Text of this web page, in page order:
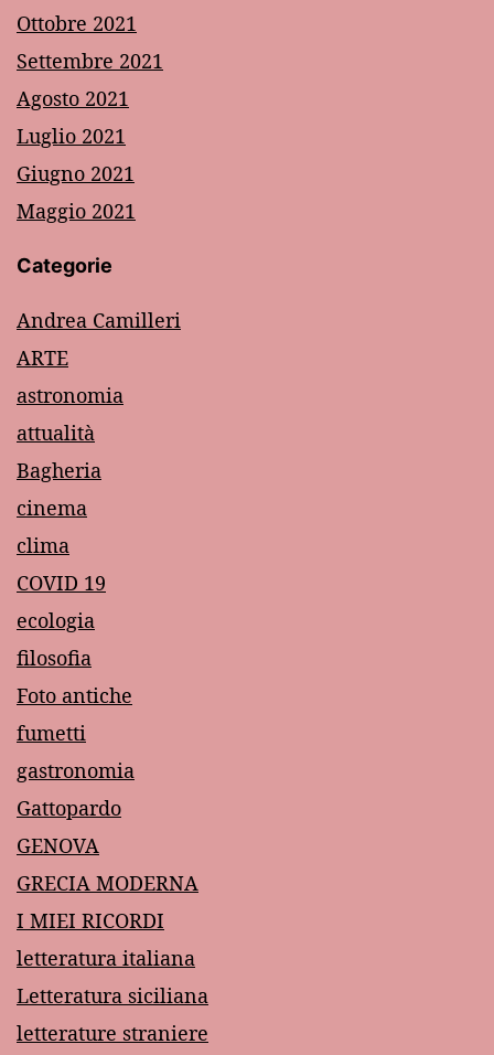
Ottobre 2021
Settembre 2021
Agosto 2021
Luglio 2021
Giugno 2021
Maggio 2021
Categorie
Andrea Camilleri
ARTE
astronomia
attualità
Bagheria
cinema
clima
COVID 19
ecologia
filosofia
Foto antiche
fumetti
gastronomia
Gattopardo
GENOVA
GRECIA MODERNA
I MIEI RICORDI
letteratura italiana
Letteratura siciliana
letterature straniere